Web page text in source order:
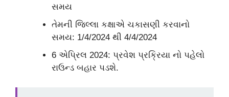
સમય
તેમની જિલ્લા કક્ષાએ ચકાસણી કરવાનો
સમય: 1/4/2024 થી 4/4/2024
6 એપ્રિલ 2024: પ્રવેશ પ્રક્રિયા નો પહેલો
રાઉન્ડ બહાર પડશે.